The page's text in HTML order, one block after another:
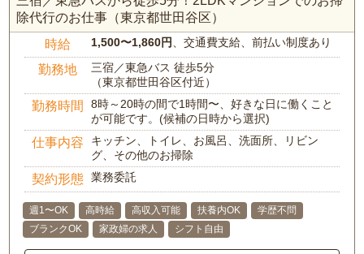
除代行のお仕事（東京都世田谷区）
時給 1,500〜1,860円、交通費支給、前払い制度あり
勤務地
三宿／東急バス 徒歩5分
（東京都世田谷区付近）
勤務時間
8時～20時の間で1時間〜、好きな日に働くこと
が可能です。(候補の日時から選択)
仕事内容
キッチン、トイレ、お風呂、洗面所、リビン
グ、その他のお掃除
契約形態 業務委託
週1〜OK 高時給 高収入可能 扶養内OK
学歴不問
ブランクOK
家政婦の求人 シフト自由